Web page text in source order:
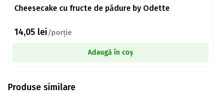
Cheesecake cu fructe de pădure by Odette
14,05 lei/porție
Adaugă în coș
Produse similare